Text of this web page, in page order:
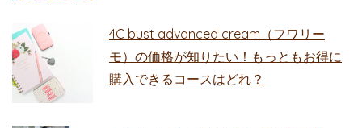
4C bust advanced cream（フワリー
モ）の価格が知りたい！もっともお得に
購入できるコースはどれ？